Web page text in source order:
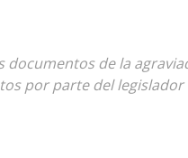
documentos de la
por parte del legislador